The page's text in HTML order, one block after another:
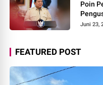
Poin
Juni 23,
FEATURED POST